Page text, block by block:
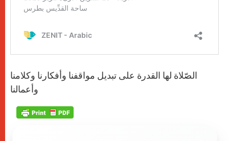
الصّلاة لها القدرة على تبديل مواقفنا وأفكارنا وكلامنا
وأعمالنا